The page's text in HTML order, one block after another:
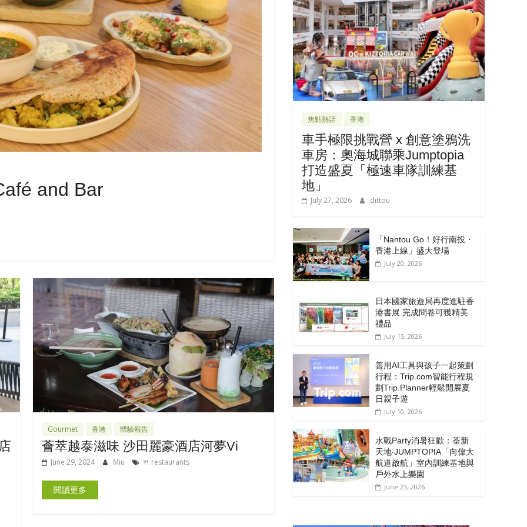
and Bar
Gourmet 香港 體驗報告
薈萃越泰滋味 沙田麗豪酒店河夢Vi
June 29, 2024 Miu 🍴 restaurants
閱讀更多
焦點熱話 香港
車手極限挑戰營 x 創意塗鴉洗
車房：奧海城聯乘Jumptopia
打造盛夏「極速車隊訓練基
地」
July 27, 2026 dittou
「Nantou Go！好行南投・
香港上線」盛大登場
July 20, 2026
日本國家旅遊局再度進駐香
港書展 完成問卷可獲精美
禮品
July 15, 2026
善用AI工具與孩子一起策劃
行程：Trip.com智能行程規
劃Trip.Planner輕鬆開展夏
日親子遊
July 10, 2026
水戰Party消暑狂歡：荃新
天地‧JUMPTOPIA「向偉大
航道啟航」室內訓練基地與
戶外水上樂園
June 23, 2026